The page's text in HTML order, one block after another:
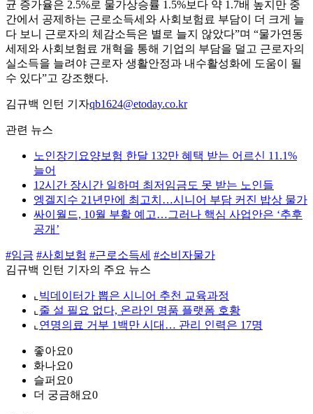
균 증가율은 2.5%로 물가상승률 1.5%보다 약 1.7배 높지만 중
간에서 공제하는 근로소득세와 사회보험료 부담이 더 크게 늘
다 보니 근로자의 체감소득은 별로 늘지 않았다”며 “물가연동
세제와 사회보험료 개혁을 통해 기업의 부담을 덜고 근로자의
실소득을 늘려야 근로자 생활안정과 내수활성화에 도움이 될
수 있다”고 강조했다.
김규백 인턴 기자qb1624@etoday.co.kr
관련 뉴스
노인장기요양보험 한달 132만 혜택 받는 어르신 11.1%
늘어
12시간 장시간 일하며 최저임금도 못 받는 노인들
엥겔지수 21년만에 최고치…시니어 부담 커진 밥상 물가
싸이월드, 10월 부활 예고…그러나 핵심 사업안은 ‘추후
공개’
#임금 #사회보험 #근로소득세 #소비자물가
김규백 인턴 기자의 주요 뉴스
⌞ 빅데이터가 뽑은 시니어 추천 교육과정
⌞ 줄 설 필요 없다, 온라인 명품 플랫폼 호황
⌞ 연명의료 거부 1백만 시대… 관리 인력은 17명
좋아요0
화나요0
슬퍼요0
더 궁금해요0